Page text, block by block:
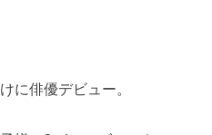
に俳優デビュー。